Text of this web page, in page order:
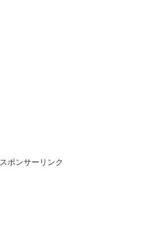
スポンサーリンク